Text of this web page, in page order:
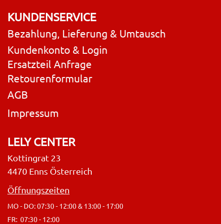
KUNDENSERVICE
Bezahlung, Lieferung & Umtausch
Kundenkonto & Login
Ersatzteil Anfrage
Retourenformular
AGB
Impressum
LELY CENTER
Kottingrat 23
4470 Enns Österreich
Öffnungszeiten
MO - DO: 07:30 - 12:00 & 13:00 - 17:00
FR: 07:30 - 12:00